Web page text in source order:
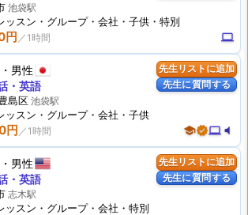
円 computer
池袋駅
ッスン ・グループ・会社・子供・特別
先生リストに追加
先生に質問する
男性
円 schoolverifiedcomputer volume_mute
・英語
島区 池袋駅
ッスン ・グループ・会社・子供
先生リストに追加
先生に質問する
男性
・英語
志木駅
ッスン ・グループ・会社・特別